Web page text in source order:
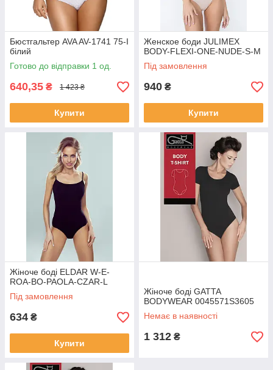
Бюстгальтер AVA AV-1741 75-I
білий
Готово до відправки 1 од.
640,35 ₴ 1 423 ₴
Купити
Женское боди JULIMEX
BODY-FLEXI-ONE-NUDE-S-M
Під замовлення
940 ₴
Купити
Жіноче боді ELDAR W-E-
ROA-BO-PAOLA-CZAR-L
Під замовлення
634 ₴
Купити
Жіноче боді GATTA
BODYWEAR 0045571S3605
Немає в наявності
1 312 ₴